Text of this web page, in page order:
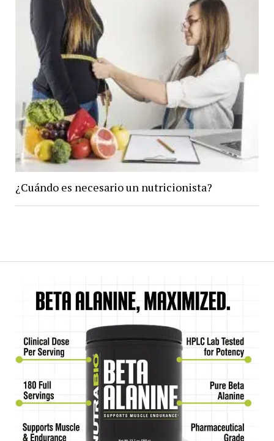
¿Cuándo es necesario un nutricionista?